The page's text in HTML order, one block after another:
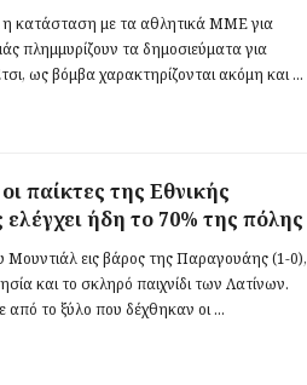
η κατάσταση με τα αθλητικά ΜΜΕ για
πλημμυρίζουν τα δημοσιεύματα για
ως βόμβα χαρακτηρίζονται ακόμη και ...
παίκτες της Εθνικής
ήδη το 70% της πόλης
Μουντιάλ εις βάρος της Παραγουάης (1-0),
και το σκληρό παιχνίδι των Λατίνων.
το ξύλο που δέχθηκαν οι ...